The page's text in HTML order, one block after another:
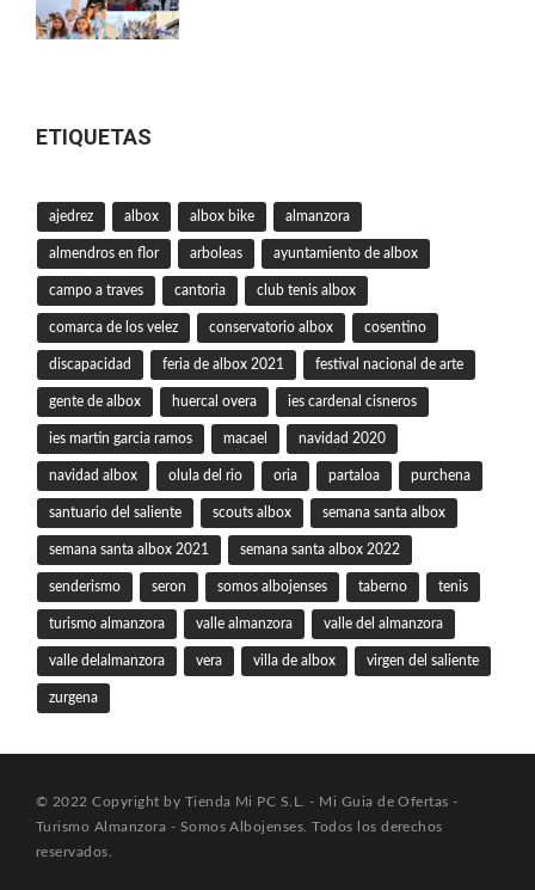
ETIQUETAS
ajedrez albox albox bike almanzora
almendros en flor arboleas ayuntamiento de albox
campo a traves cantoria club tenis albox
comarca de los velez conservatorio albox cosentino
discapacidad feria de albox 2021 festival nacional de arte
gente de albox huercal overa ies cardenal cisneros
ies martin garcia ramos macael navidad 2020
navidad albox olula del rio oria partaloa purchena
santuario del saliente scouts albox semana santa albox
semana santa albox 2021 semana santa albox 2022
senderismo seron somos albojenses taberno tenis
turismo almanzora valle almanzora valle del almanzora
valle delalmanzora vera villa de albox virgen del saliente
zurgena
© 2022 Copyright by Tienda Mi PC S.L. - Mi Guia de Ofertas -
Turismo Almanzora - Somos Albojenses. Todos los derechos
reservados.